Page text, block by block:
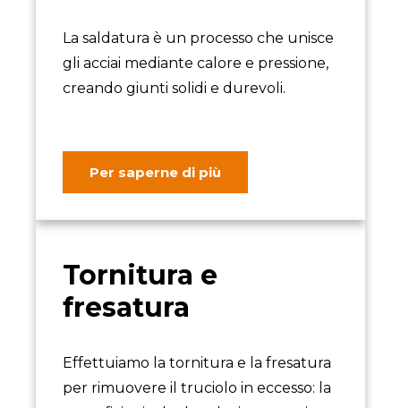
La saldatura è un processo che unisce
gli acciai mediante calore e pressione,
creando giunti solidi e durevoli.
Per saperne di più
Tornitura e
fresatura
Effettuiamo la tornitura e la fresatura
per rimuovere il truciolo in eccesso: la